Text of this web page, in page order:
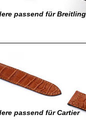
passend für Breitling
passend für Cartier